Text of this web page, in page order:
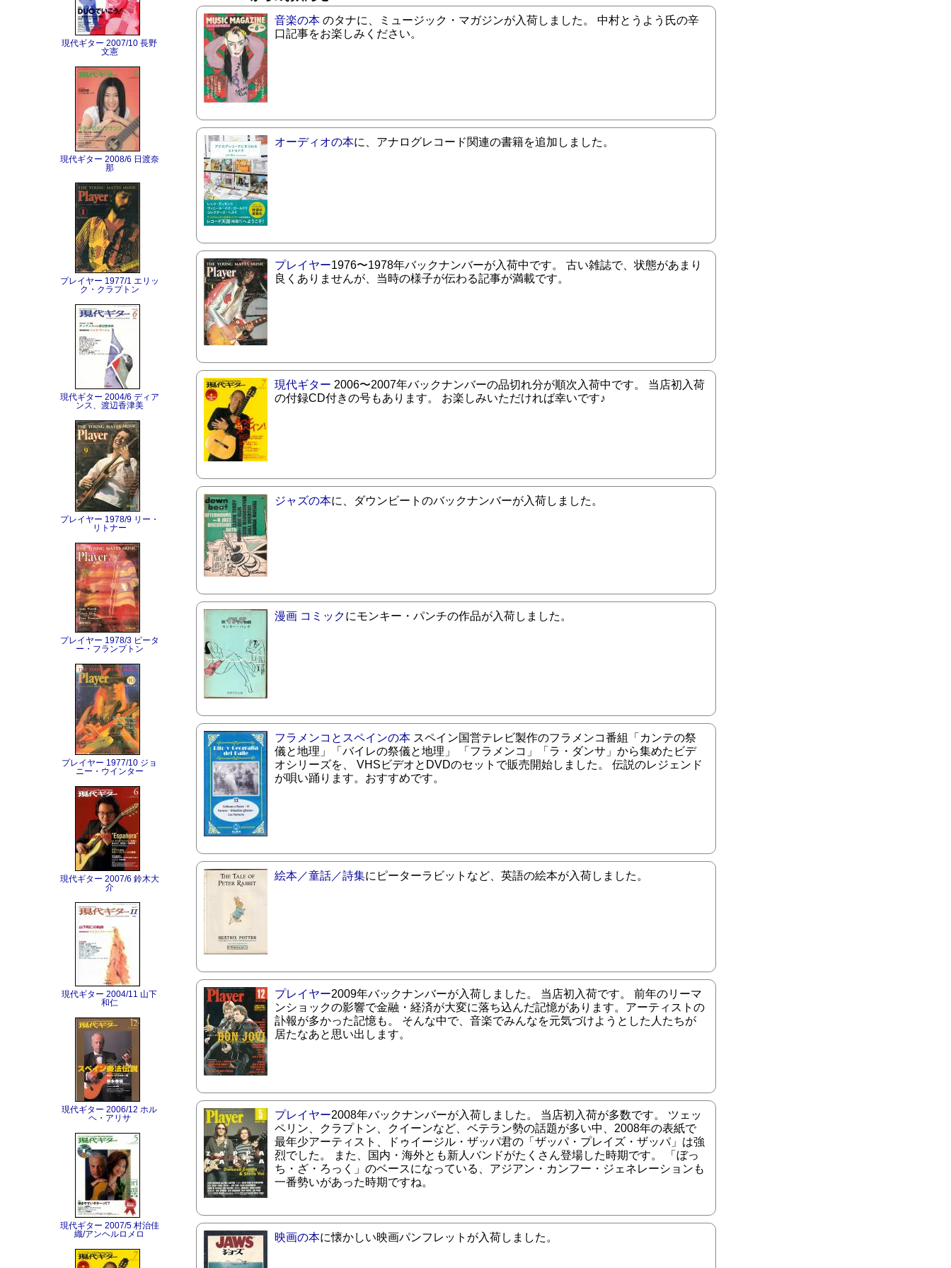
現代ギター 2007/10 長野
文憲
現代ギター 2008/6 日渡奈
那
プレイヤー 1977/1 エリッ
ク・クラプトン
現代ギター 2004/6 ディア
ンス、渡辺香津美
プレイヤー 1978/9 リー・
リトナー
プレイヤー 1978/3 ピータ
ー・フランプトン
プレイヤー 1977/10 ジョ
ニー・ウインター
現代ギター 2007/6 鈴木大
介
現代ギター 2004/11 山下
和仁
現代ギター 2006/12 ホル
ヘ・アリサ
現代ギター 2007/5 村治佳
織/アンヘルロメロ
音楽の本 のタナに、ミュージック・マガジンが入荷しました。 中村とうよう氏の辛
口記事をお楽しみください。
オーディオの本に、アナログレコード関連の書籍を追加しました。
プレイヤー1976〜1978年バックナンバーが入荷中です。 古い雑誌で、状態があまり
良くありませんが、当時の様子が伝わる記事が満載です。
現代ギター 2006〜2007年バックナンバーの品切れ分が順次入荷中です。 当店初入荷
の付録CD付きの号もあります。 お楽しみいただければ幸いです♪
ジャズの本に、ダウンビートのバックナンバーが入荷しました。
漫画 コミックにモンキー・パンチの作品が入荷しました。
フラメンコとスペインの本 スペイン国営テレビ製作のフラメンコ番組「カンテの祭
儀と地理」「バイレの祭儀と地理」 「フラメンコ」「ラ・ダンサ」から集めたビデ
オシリーズを、 VHSビデオとDVDのセットで販売開始しました。 伝説のレジェンド
が唄い踊ります。おすすめです。
絵本／童話／詩集にピーターラビットなど、英語の絵本が入荷しました。
プレイヤー2009年バックナンバーが入荷しました。 当店初入荷です。 前年のリーマ
ンショックの影響で金融・経済が大変に落ち込んだ記憶があります。アーティストの
訃報が多かった記憶も。 そんな中で、音楽でみんなを元気づけようとした人たちが
居たなあと思い出します。
プレイヤー2008年バックナンバーが入荷しました。 当店初入荷が多数です。 ツェッ
ペリン、クラプトン、クイーンなど、ベテラン勢の話題が多い中、2008年の表紙で
最年少アーティスト、ドゥイージル・ザッパ君の「ザッパ・プレイズ・ザッパ」は強
烈でした。 また、国内・海外とも新人バンドがたくさん登場した時期です。 「ぼっ
ち・ざ・ろっく」のベースになっている、アジアン・カンフー・ジェネレーションも
一番勢いがあった時期ですね。
映画の本に懐かしい映画パンフレットが入荷しました。